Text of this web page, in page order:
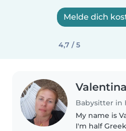
Melde dich
4,7 / 5
Valentina
Babysitter in
My name is
I'm half